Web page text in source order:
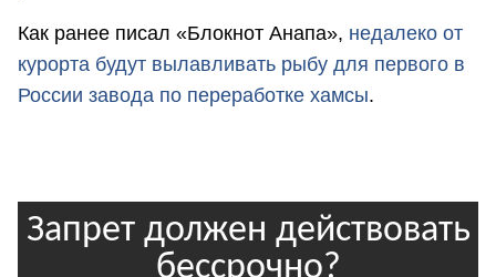
Как ранее писал «Блокнот Анапа», недалеко от
курорта будут вылавливать рыбу для первого в
России завода по переработке хамсы.